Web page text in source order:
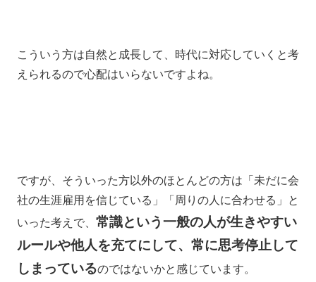
こういう方は自然と成長して、時代に対応していくと考
えられるので心配はいらないですよね。
ですが、そういった方以外のほとんどの方は「未だに会
社の生涯雇用を信じている」「周りの人に合わせる」と
いった考えで、 常識という一般の人が生きやすい
ルールや他人を充てにして、常に思考停止して
しまっているのではないかと感じています。